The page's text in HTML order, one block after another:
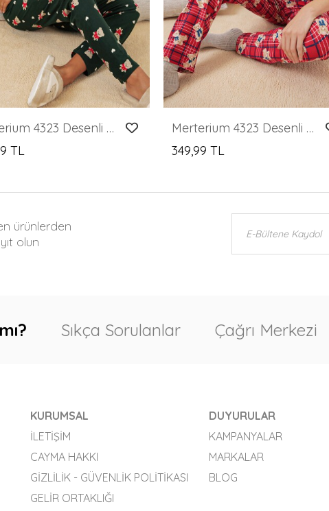
Merterium 4323 Desenli Pijama Altı - A. Zümrüt Yeşili
TL
Merterium 4323 Desenli Pijama Altı - Kırmızı
349,99 TL
ürünlerden
olun
Sıkça Sorulanlar Çağrı Merkezi
KURUMSAL
İLETIŞIM
CAYMA HAKKI
GIZLILIK - GÜVENLIK POLITIKASI
GELIR ORTAKLIĞI
DUYURULAR
KAMPANYALAR
MARKALAR
BLOG